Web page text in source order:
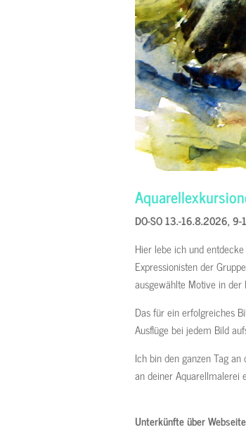
DO-SO 13.-16.8.2026,
Hier lebe ich und
Expressionisten der
ausgewählte Motive in
Das für ein erfolgreiches
Ausflüge bei jedem Bild
Ich bin den ganzen Tag
an deiner Aquarellmalerei
Unterkünfte über